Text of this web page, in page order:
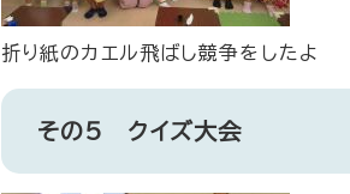
折り紙のカエル飛ばし競争をしたよ
その5 クイズ大会